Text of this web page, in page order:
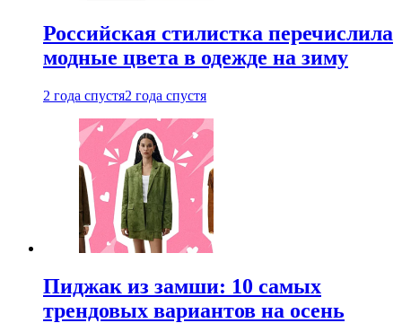
Российская стилистка перечислила
модные цвета в одежде на зиму
2 года спустя2 года спустя
Пиджак из замши: 10 самых
трендовых вариантов на осень